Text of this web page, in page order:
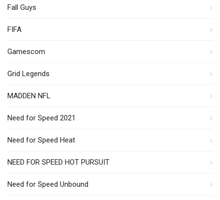
Fall Guys
FIFA
Gamescom
Grid Legends
MADDEN NFL
Need for Speed 2021
Need for Speed Heat
NEED FOR SPEED HOT PURSUIT
Need for Speed Unbound